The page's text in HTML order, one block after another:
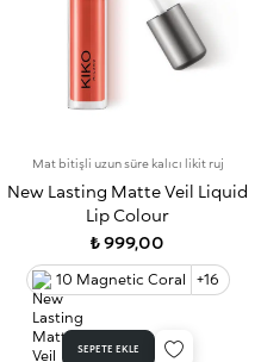
Mat bitişli uzun süre kalıcı likit ruj
New Lasting Matte Veil Liquid
Lip Colour
₺ 999,00
10 Magnetic Coral +16
SEPETE EKLE